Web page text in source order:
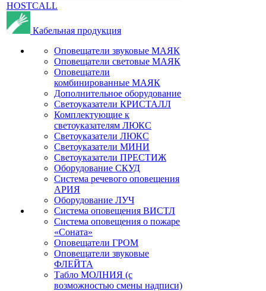
HOSTCALL
Кабельная продукция
Оповещатели звуковые МАЯК
Оповещатели световые МАЯК
Оповещатели
комбинированные МАЯК
Дополнительное оборудование
Светоуказатели КРИСТАЛЛ
Комплектующие к
светоуказателям ЛЮКС
Светоуказатели ЛЮКС
Светоуказатели МИНИ
Светоуказатели ПРЕСТИЖ
Оборудование СКУД
Система речевого оповещения
АРИЯ
Оборудование ЛУЧ
Система оповещения ВИСТЛ
Система оповещения о пожаре
«Соната»
Оповещатели ГРОМ
Оповещатели звуковые
ФЛЕЙТА
Табло МОЛНИЯ (с
возможностью смены надписи)